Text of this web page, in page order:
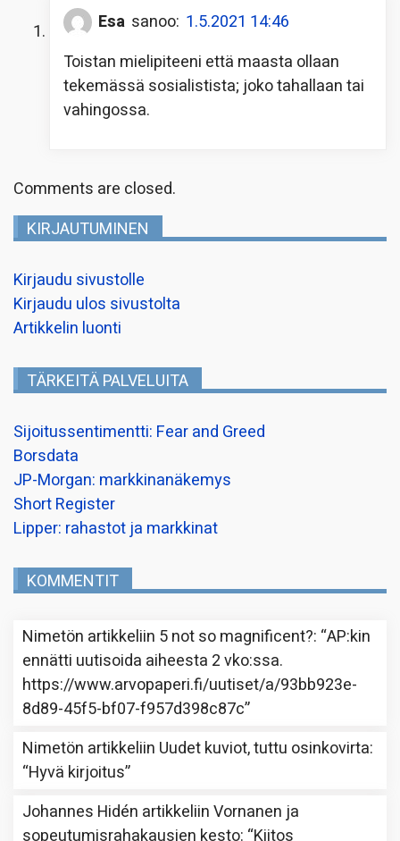
Esa sanoo: 1.5.2021 14:46
Toistan mielipiteeni että maasta ollaan
tekemässä sosialistista; joko tahallaan tai
vahingossa.
Comments are closed.
KIRJAUTUMINEN
Kirjaudu sivustolle
Kirjaudu ulos sivustolta
Artikkelin luonti
TÄRKEITÄ PALVELUITA
Sijoitussentimentti: Fear and Greed
Borsdata
JP-Morgan: markkinanäkemys
Short Register
Lipper: rahastot ja markkinat
KOMMENTIT
Nimetön artikkeliin 5 not so magnificent?: “AP:kin
ennätti uutisoida aiheesta 2 vko:ssa.
https://www.arvopaperi.fi/uutiset/a/93bb923e-
8d89-45f5-bf07-f957d398c87c”
Nimetön artikkeliin Uudet kuviot, tuttu osinkovirta:
“Hyvä kirjoitus”
Johannes Hidén artikkeliinVornanen ja
sopeutumisrahakausien kesto: “Kiitos